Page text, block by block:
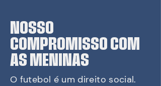
NOSSO
COMPROMISSO COM
AS MENINAS
O futebol é um direito social.